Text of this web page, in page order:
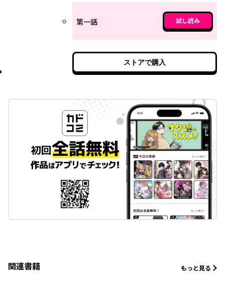
第一話 試し読み
ストアで購入
関連書籍 もっと見る